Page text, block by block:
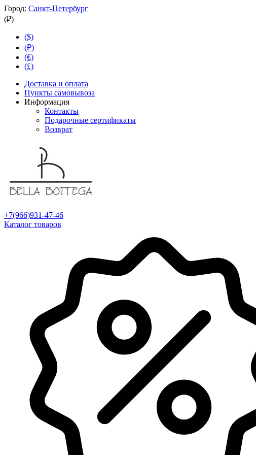
Город: Санкт-Петербург
(₽)
($)
(₽)
(€)
(£)
Доставка и оплата
Пункты самовывоза
Информация
Контакты
Подарочные сертификаты
Возврат
+7(966)931-47-46
Каталог товаров